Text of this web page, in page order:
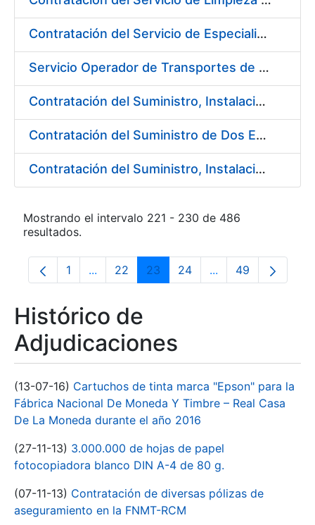
Contratación del Servicio de Especialistas Técnicos en Prevención y Extinción de Incendios en los centros de la Fábrica Nacional de Moneda y Timbre – Real Casa de la Moneda
Servicio Operador de Transportes de Seguridad para los diferentes Servicios de Mercancías de la Fábrica Nacional de Moneda y Timbre-Real Casa de la Moneda
Contratación del Suministro, Instalación y Puesta en Marcha de Equipos y Sistemas de Seguridad para el nuevo edificio de la Fábrica de Papel, en Burgos, de la FNMT-RCM
Contratación del Suministro de Dos Enfriadoras de Agua para la Central de Producción EF-3 en la Fábrica Nacional de Moneda y Timbre-Real Casa de la Moneda
Contratación del Suministro, Instalación y Puesta en Marcha de los sistemas de Aire Acondicionado para nueva Máquina de Papel
Mostrando el intervalo 221 - 230 de 486
resultados.
Página
1 ...Páginas intermedias Use TAB para
Página
22 Página
23 Página
24 ...PáginasPágina
49
Histórico de
Adjudicaciones
(13-07-16) Cartuchos de tinta marca "Epson" para la
Fábrica Nacional De Moneda Y Timbre – Real Casa
De La Moneda durante el año 2016
(27-11-13) 3.000.000 de hojas de papel
fotocopiadora blanco DIN A-4 de 80 g.
(07-11-13) Contratación de diversas pólizas de
aseguramiento en la FNMT-RCM